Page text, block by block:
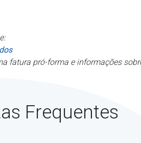
fatura pró-forma e informações
Frequentes